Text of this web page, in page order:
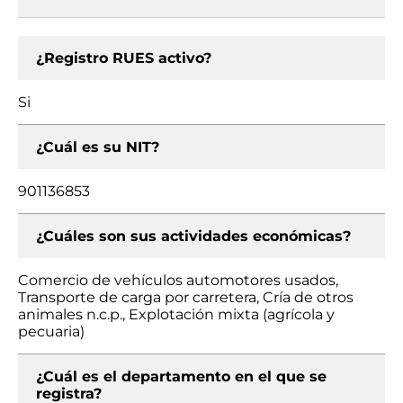
¿Registro RUES activo?
Si
¿Cuál es su NIT?
901136853
¿Cuáles son sus actividades económicas?
Comercio de vehículos automotores usados,
Transporte de carga por carretera, Cría de otros
animales n.c.p., Explotación mixta (agrícola y
pecuaria)
¿Cuál es el departamento en el que se
registra?